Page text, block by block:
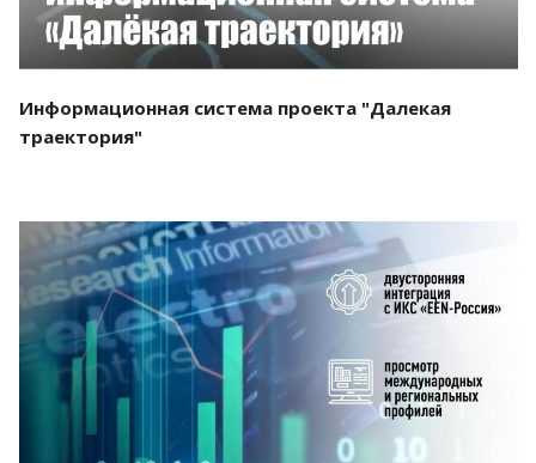
Информационная система проекта "Далекая
траектория"
Смотреть проект